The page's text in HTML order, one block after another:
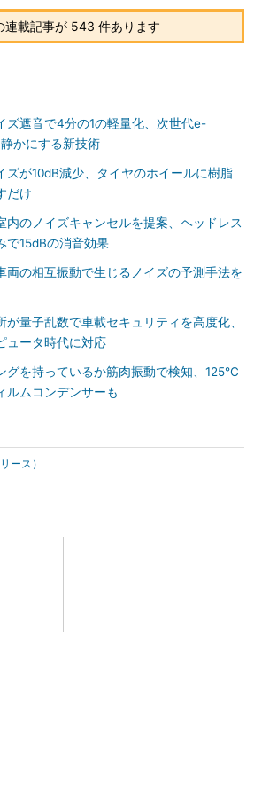
連載記事が 543 件あります
ズ遮音で4分の1の軽量化、次世代e-
静かにする新技術
ズが10dB減少、タイヤのホイールに樹脂
だけ
内のノイズキャンセルを提案、ヘッドレス
で15dBの消音効果
両の相互振動で生じるノイズの予測手法を
が量子乱数で車載セキュリティを高度化、
ュータ時代に対応
グを持っているか筋肉振動で検知、125℃
ルムコンデンサーも
ース）